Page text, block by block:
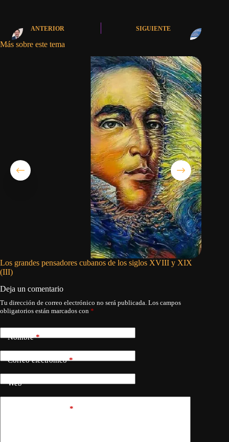
ANTERIOR SIGUIENTE
Más sobre este tema
Los grandes pensadores cubanos de los siglos XVIII y XIX
(III)
Deja un comentario
Tu dirección de correo electrónico no será publicada. Los campos
obligatorios están marcados con *
Nombre*
Correo electrónico*
Web
*